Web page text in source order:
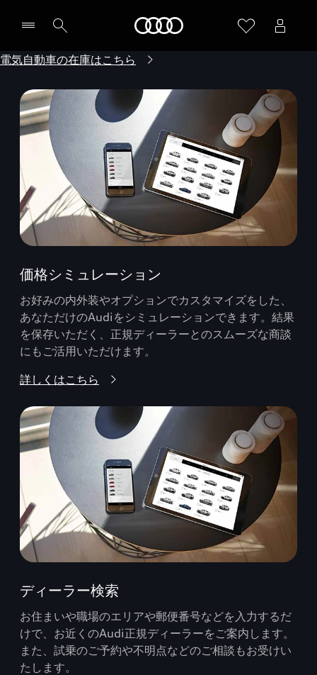
電気自動車の在庫はこちら
価格シミュレーション
お好みの内外装やオプションでカスタマイズをした、
あなただけのAudiをシミュレーションできます。結果
を保存いただく、正規ディーラーとのスムーズな商談
にもご活用いただけます。
詳しくはこちら
ディーラー検索
お住まいや職場のエリアや郵便番号などを入力するだ
けで、お近くのAudi正規ディーラーをご案内します。
また、試乗のご予約や不明点などのご相談もお受けい
たします。